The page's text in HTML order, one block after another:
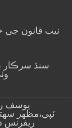
نيب قانون جي
سنڌ سرڪار
ٽپي،مظهر